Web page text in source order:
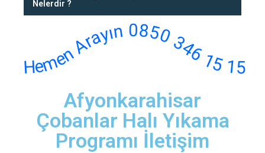
Nelerdir ?
Hemen Arayın 0850 346 15 15
Afyonkarahisar
Çobanlar Halı Yıkama
Programı İletişim